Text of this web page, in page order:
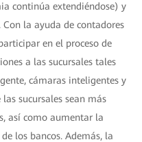
continúa extendiéndose) y
la ayuda de contadores
en el proceso de
a las sucursales tales
cámaras inteligentes y
sucursales sean más
así como aumentar la
los bancos. Además, la